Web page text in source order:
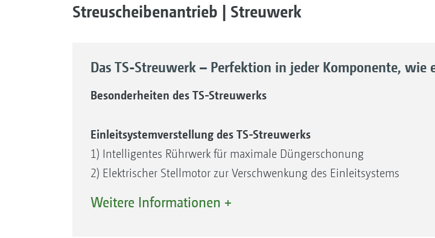
Streuscheibenantrieb | Streuwerk
Das TS-Streuwerk – Perfektion in jeder Komponente, wie
Besonderheiten des TS-Streuwerks
Einleitsystemverstellung des TS-Streuwerks
1) Intelligentes Rührwerk für maximale Düngerschonung
2) Elektrischer Stellmotor zur Verschwenkung des Einleitsystems
4) Elektrischer Stellmotor für die exakte Düngerdosierung bei
Weitere Informationen +